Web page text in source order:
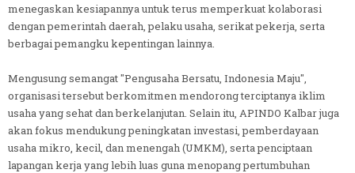
menegaskan kesiapannya untuk terus memperkuat kolaborasi
dengan pemerintah daerah, pelaku usaha, serikat pekerja, serta
berbagai pemangku kepentingan lainnya.
Mengusung semangat "Pengusaha Bersatu, Indonesia Maju",
organisasi tersebut berkomitmen mendorong terciptanya iklim
usaha yang sehat dan berkelanjutan. Selain itu, APINDO Kalbar juga
akan fokus mendukung peningkatan investasi, pemberdayaan
usaha mikro, kecil, dan menengah (UMKM), serta penciptaan
lapangan kerja yang lebih luas guna menopang pertumbuhan